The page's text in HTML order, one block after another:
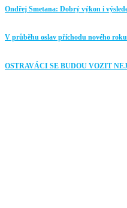
Ondřej Smetana: Dobrý výkon i
V průběhu oslav příchodu nového
OSTRAVÁCI SE BUDOU VOZIT